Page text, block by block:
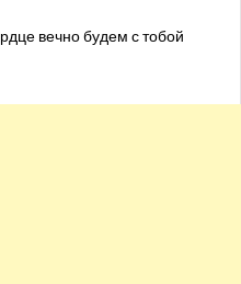
вечно будем с тобой